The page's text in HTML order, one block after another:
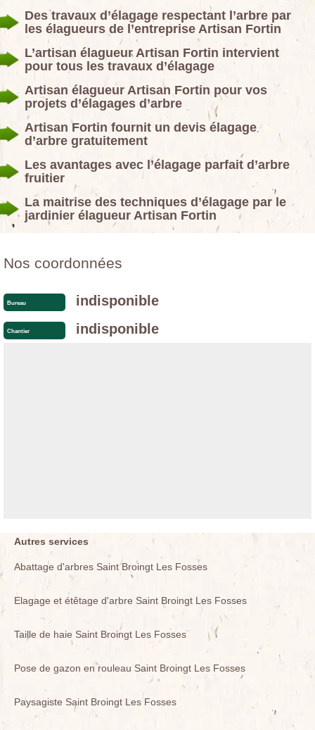
Des travaux d’élagage respectant l’arbre par
les élagueurs de l’entreprise Artisan Fortin
L’artisan élagueur Artisan Fortin intervient
pour tous les travaux d’élagage
Artisan élagueur Artisan Fortin pour vos
projets d’élagages d’arbre
Artisan Fortin fournit un devis élagage
d’arbre gratuitement
Les avantages avec l’élagage parfait d’arbre
fruitier
La maitrise des techniques d’élagage par le
jardinier élagueur Artisan Fortin
Nos coordonnées
Bureau indisponible
Chantier indisponible
Autres services
Abattage d'arbres Saint Broingt Les Fosses
Elagage et étêtage d'arbre Saint Broingt Les Fosses
Taille de haie Saint Broingt Les Fosses
Pose de gazon en rouleau Saint Broingt Les Fosses
Paysagiste Saint Broingt Les Fosses